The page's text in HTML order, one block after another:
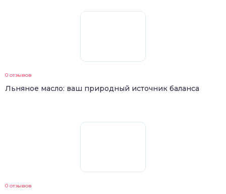
0 отзывов
Льняное масло: ваш природный источник баланса
0 отзывов